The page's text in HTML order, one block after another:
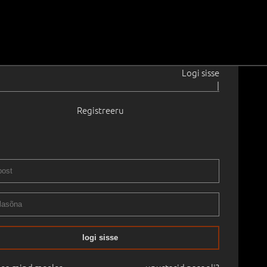
Logi sisse
|
Registreeru
logi sisse
cmSaadavus:Ei ole saadavalRaamita
-10.12.2025